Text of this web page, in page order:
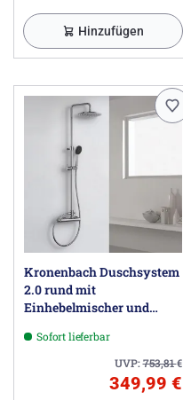
Hinzufügen
Kronenbach Duschsystem
2.0 rund mit
Einhebelmischer und
Sofort lieferbar
UVP:753,81€
349,99 €